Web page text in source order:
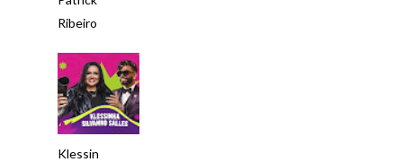
Ribeiro
Klessin